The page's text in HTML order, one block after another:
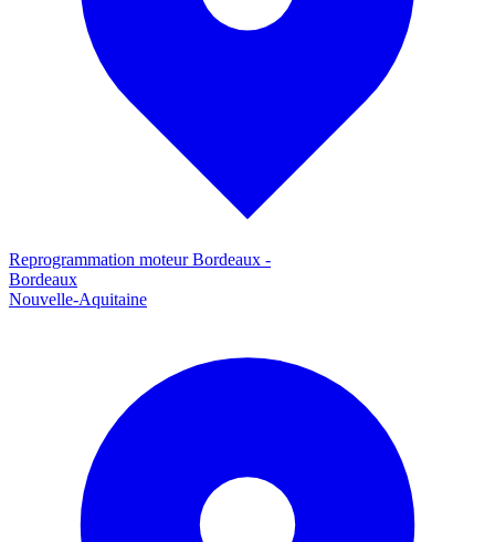
Reprogrammation moteurBordeaux -
Bordeaux
Nouvelle-Aquitaine